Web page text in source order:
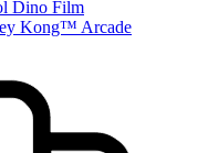
Dino Film
Kong™ Arcade